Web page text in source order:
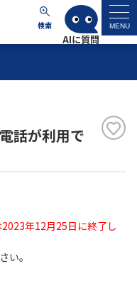
検索 MENU
話が利用で
年12月25日に終了し
い。